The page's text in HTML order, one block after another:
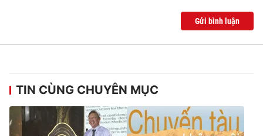
Gửi bình luận
TIN CÙNG CHUYÊN MỤC